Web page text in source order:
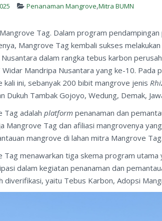
Penanaman Mangrove,Mitra BUMN
Tag. Dalam program
Mangrove Tag kembali sukses
dalam rangka tebus karbon
Widar Mandripa Nusantara yang ke-10. Pada
kali ini, sebanyak 200 bibit mangrove jenis
Dukuh Tambak Gojoyo, Wedung, Demak,
Tag adalah platform penanaman dan
Mangrove Tag dan afiliasi mangrovenya
mangrove di lahan mitra Mangrove Tag.
Tag menawarkan tiga skema program utama
dalam kegiatan penanaman dan
diverifikasi, yaitu Tebus Karbon, Adopsi